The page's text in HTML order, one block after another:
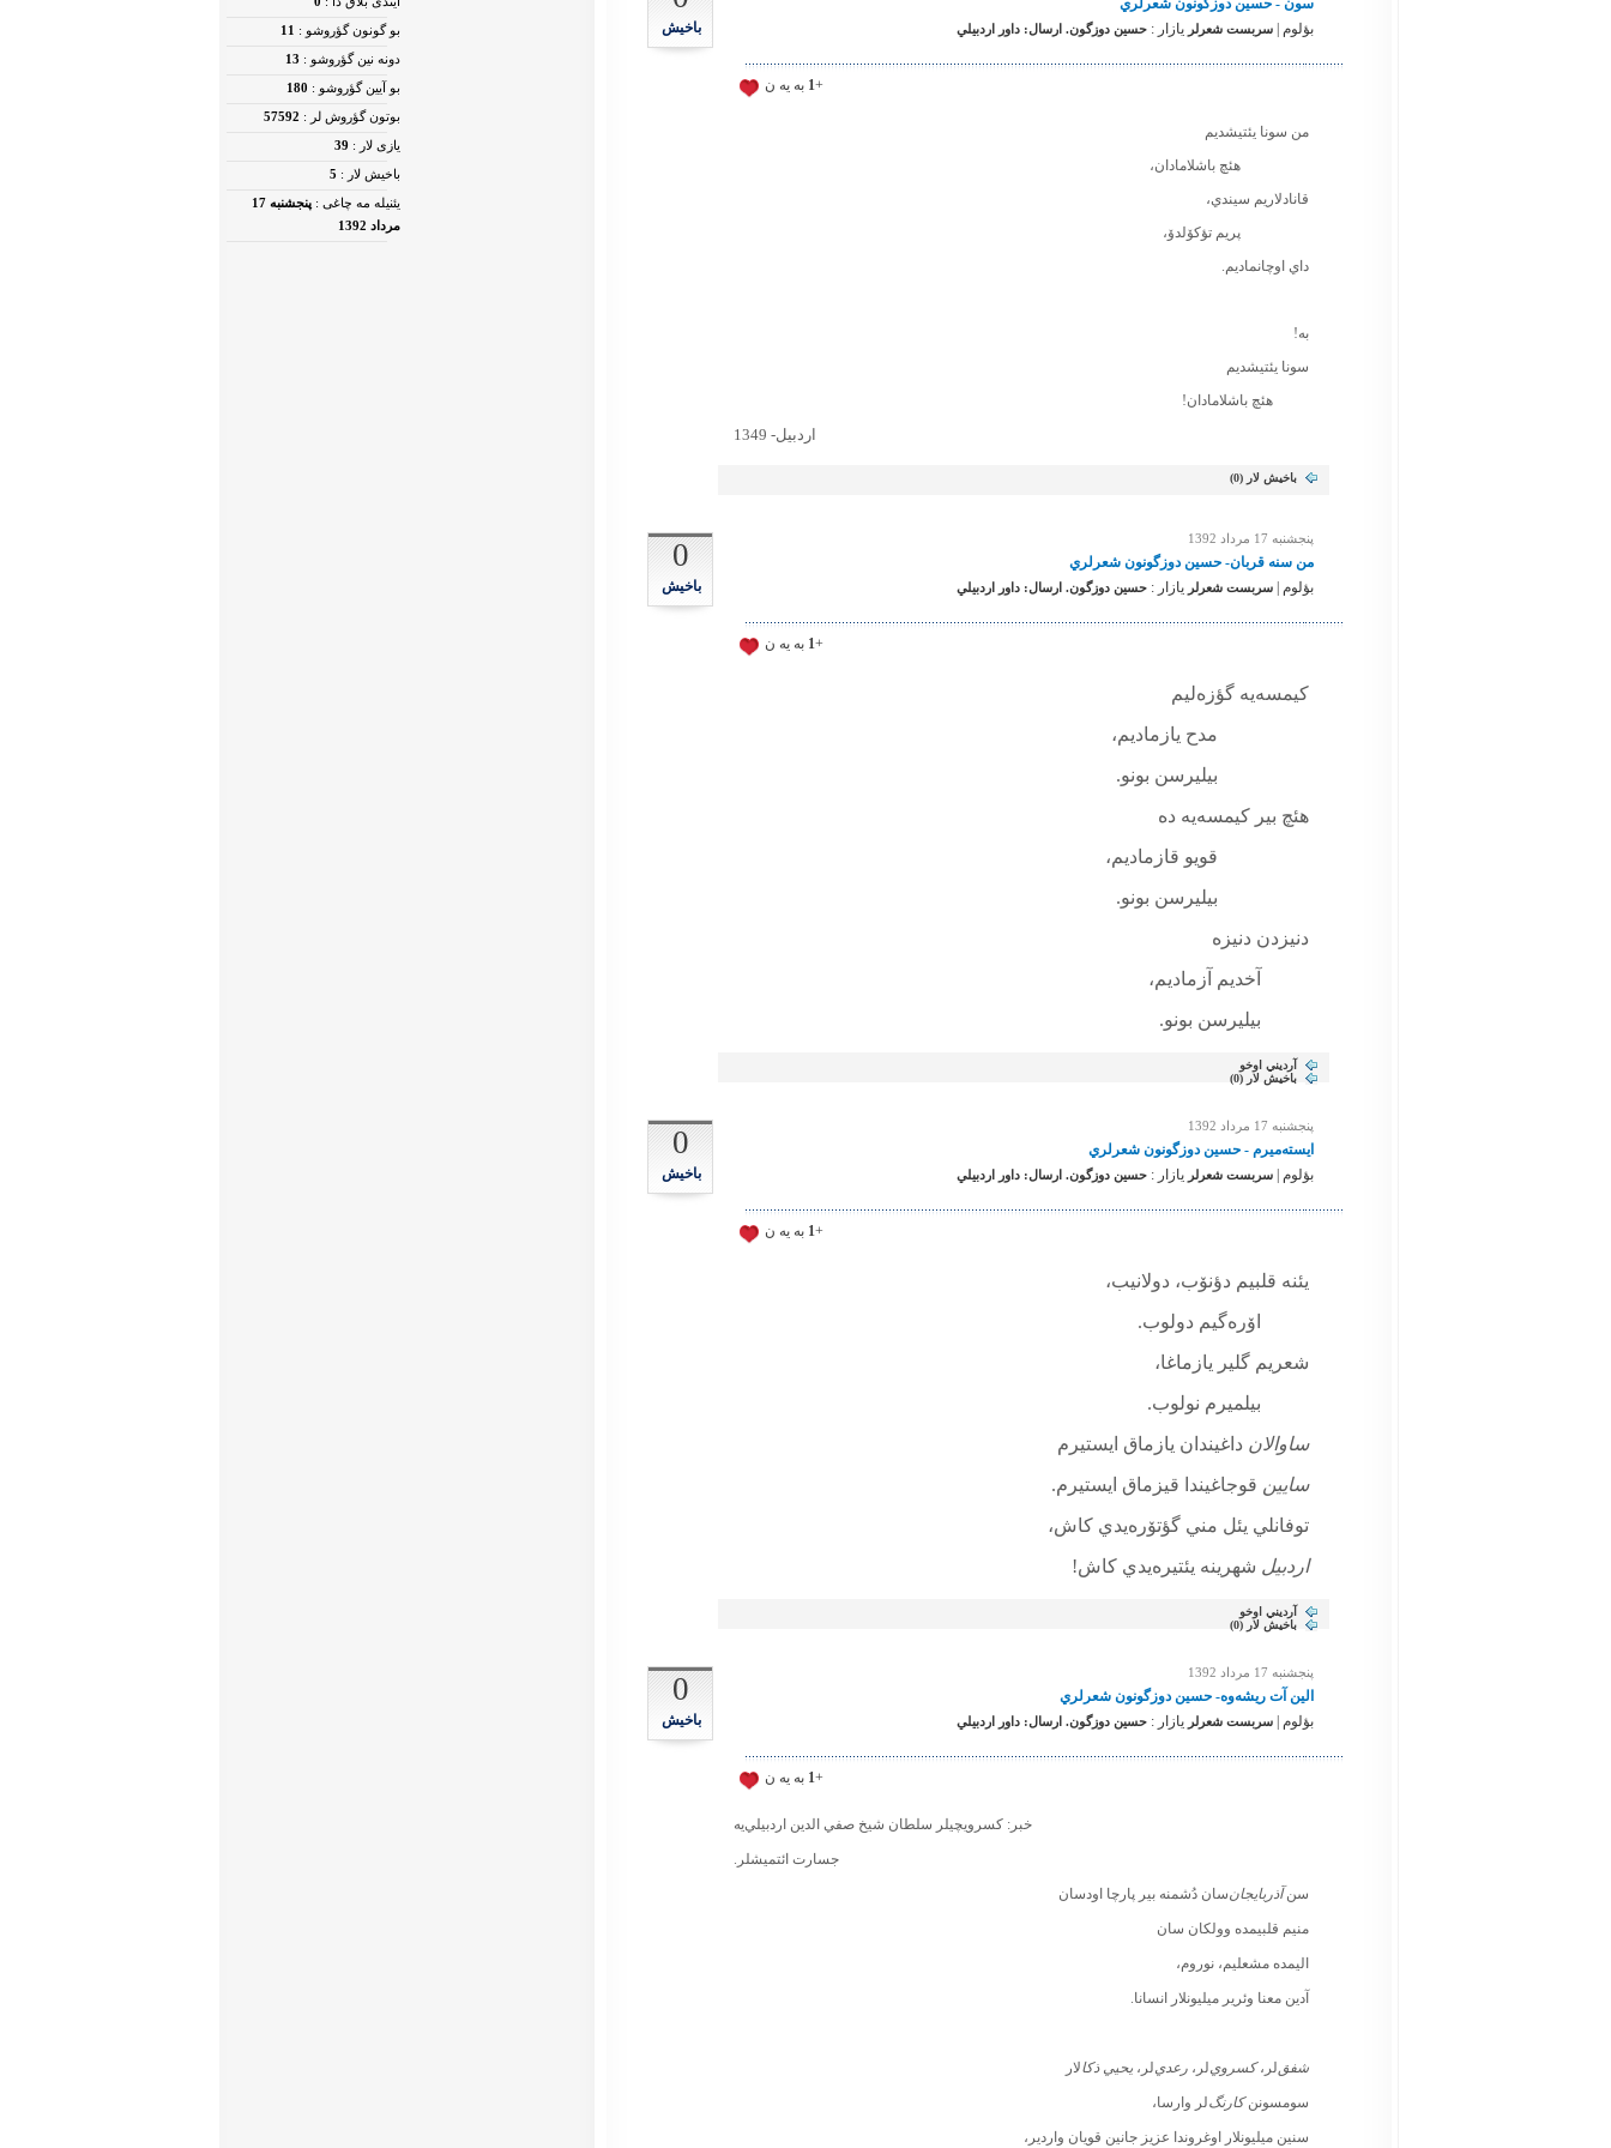
باخیش
سون - حسين دوزگونون شعرلري
بؤلوم | سربست شعرلر یازار : حسين دوزگون. ارسال: داور اردبيلي
+
1 به يه ن
من سونا يئتيشديم
هئچ باشلامادان،
قانادلاريم سيندي،
پريم تؤكۆلدۆ،
داي اوچانماديم.
به!
سونا يئتيشديم
هئچ باشلامادان!
اردبيل- 1349
باخیش لار (0
)
0
باخیش
پنجشنبه 17 مرداد 1392
من سنه قربان- حسين دوزگونون شعرلري
بؤلوم | سربست شعرلر یازار : حسين دوزگون. ارسال: داور اردبيلي
+
1 به يه ن
كيمسه‌يه گؤزه‌ليم
مدح يازماديم،
بيليرسن بونو.
هئچ بير كيمسه‌يه ده
قويو قازماديم،
بيليرسن بونو.
دنيزدن دنيزه
آخديم آزماديم،
بيليرسن بونو.
آرديني اوخو
باخیش لار (0
)
0
باخیش
پنجشنبه 17 مرداد 1392
ايسته‌ميرم - حسين دوزگونون شعرلري
بؤلوم | سربست شعرلر یازار : حسين دوزگون. ارسال: داور اردبيلي
+
1 به يه ن
يئنه قلبيم دؤنۆب، دولانيب،
اۆره‌گيم دولوب.
شعريم گلير يازماغا،
بيلميرم نولوب.
ساوالان داغيندان يازماق ايستيرم
سايين قوجاغيندا قيزماق ايستيرم.
توفانلي يئل مني گؤتۆره‌يدي كاش،
اردبيل شهرينه يئتيره‌يدي كاش!
آرديني اوخو
باخیش لار (0
)
0
باخیش
پنجشنبه 17 مرداد 1392
الين آت ريشه‌وه- حسين دوزگونون شعرلري
بؤلوم | سربست شعرلر یازار : حسين دوزگون. ارسال: داور اردبيلي
+
1 به يه ن
خبر: كسرويچيلر سلطان شيخ صفي الدين اردبيلي‌يه
جسارت ائتميشلر.
سنآذربايجان‌سان دُشمنه بير پارچا اودسان
منيم قلبيمده وولكان سان
اليمده مشعليم، نوروم،
آدين معنا وئرير ميليونلار انسانا.
شفق‌لر،كسروي‌لر، رعدي‌لر، يحيي ذكالار
سومسوننكارنگ‌لر وارسا،
سنين ميليونلار اوغروندا عزيز جانين قويان واردير،
بو گونون گؤروشو : 11
دونه نین گؤروشو : 13
بو آیین گؤروشو : 180
بوتون گؤروش لر : 57592
یازی لار : 39
باخیش لار : 5
یئنیله مه چاغی :
پنجشنبه 17
مرداد 1392